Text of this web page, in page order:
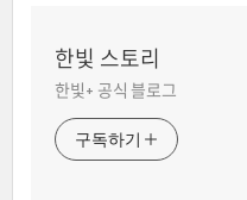
한빛 스토리
한빛+ 공식 블로그
구독하기